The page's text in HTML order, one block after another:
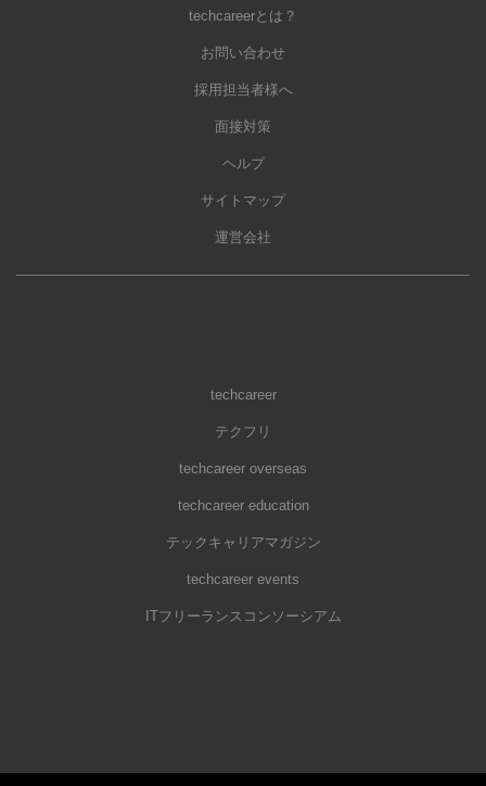
techcareerとは？
お問い合わせ
採用担当者様へ
面接対策
ヘルプ
サイトマップ
運営会社
techcareer
テクフリ
techcareer overseas
techcareer education
テックキャリアマガジン
techcareer events
ITフリーランスコンソーシアム